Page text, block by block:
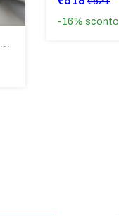
Cupolino Sportivo Per Bmw K 1200 R Sport 2005-07 TRASPARENTE - Sc967-T
-16% sconto